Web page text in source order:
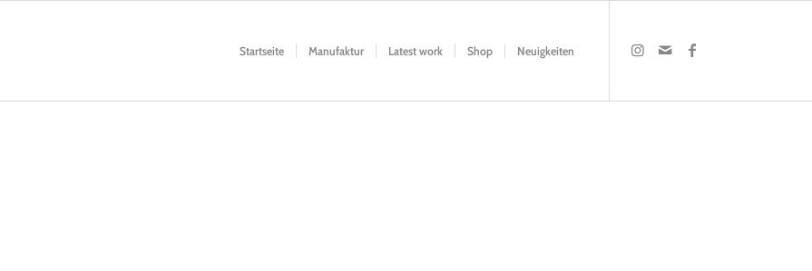
Startseite Manufaktur Latest work Shop Neuigkeiten